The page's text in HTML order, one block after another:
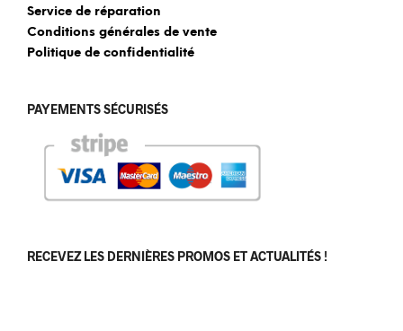
Service de réparation
Conditions générales de vente
Politique de confidentialité
PAYEMENTS SÉCURISÉS
RECEVEZ LES DERNIÈRES PROMOS ET ACTUALITÉS !